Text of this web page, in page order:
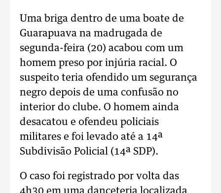
Uma briga dentro de uma boate de
Guarapuava na madrugada de
segunda-feira (20) acabou com um
homem preso por injúria racial. O
suspeito teria ofendido um segurança
negro depois de uma confusão no
interior do clube. O homem ainda
desacatou e ofendeu policiais
militares e foi levado até a 14ª
Subdivisão Policial (14ª SDP).
O caso foi registrado por volta das
4h30 em uma danceteria localizada